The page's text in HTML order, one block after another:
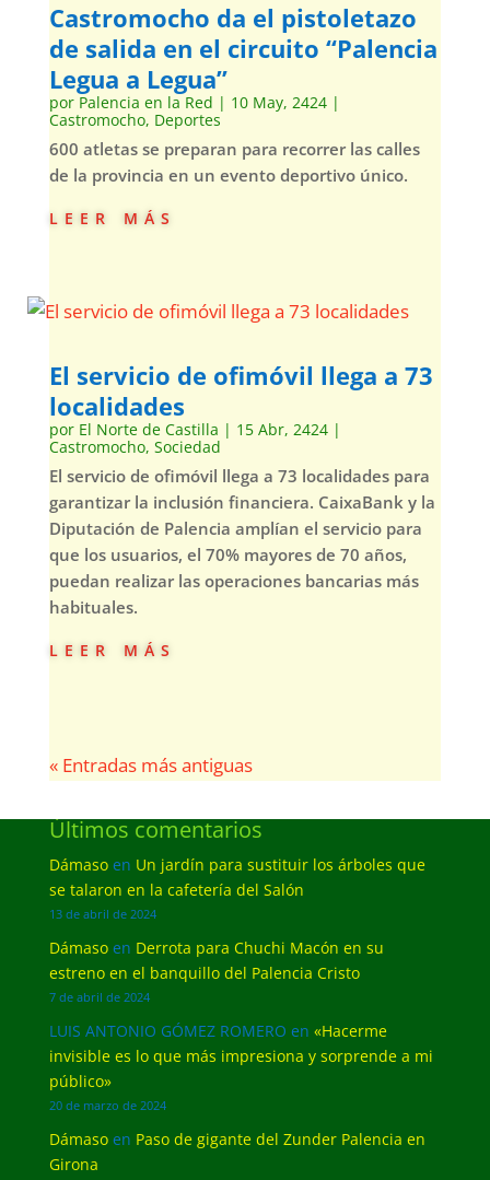
Castromocho da el pistoletazo
de salida en el circuito “Palencia
Legua a Legua”
por Palencia en la Red | 10 May, 2424|
Castromocho, Deportes
600 atletas se preparan para recorrer las calles
de la provincia en un evento deportivo único.
leer más
El servicio de ofimóvil llega a 73
localidades
por El Norte de Castilla | 15 Abr, 2424|
Castromocho, Sociedad
El servicio de ofimóvil llega a 73 localidades para
garantizar la inclusión financiera. CaixaBank y la
Diputación de Palencia amplían el servicio para
que los usuarios, el 70% mayores de 70 años,
puedan realizar las operaciones bancarias más
habituales.
leer más
« Entradas más antiguas
Últimos comentarios
Dámasoen Un jardín para sustituir los árboles que
se talaron en la cafetería del Salón
13 de abril de 2024
Dámasoen Derrota para Chuchi Macón en su
estreno en el banquillo del Palencia Cristo
7 de abril de 2024
LUIS ANTONIO GÓMEZ ROMERO en «Hacerme
invisible es lo que más impresiona y sorprende a mi
público»
20 de marzo de 2024
Dámasoen Paso de gigante del Zunder Palencia en
Girona